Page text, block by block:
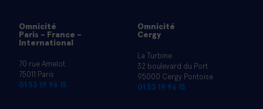
Omnicité
Paris - France -
International
70 rue Amelot
75011 Paris
01 53 19 96 15
Omnicité
Cergy
La Turbine
32 boulevard du Port
95000 Cergy Pontoise
01 53 19 96 15